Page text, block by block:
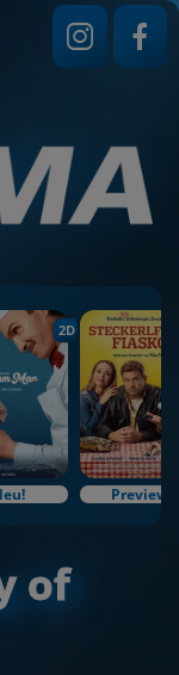
2D
Preview
of